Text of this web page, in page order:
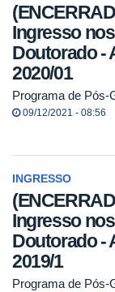
Ingresso
Doutorado -
2020/01
Programa de Pós-
09/12/2021 - 08:56
INGRESSO
Ingresso
Doutorado -
2019/1
Programa de Pós-